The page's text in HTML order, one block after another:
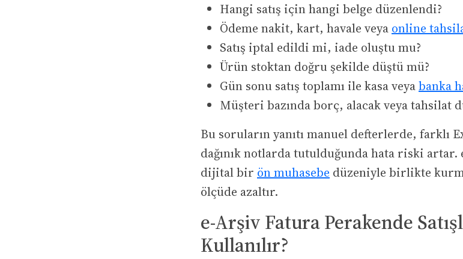
Hangi satış için hangi belge düzenlendi?
Ödeme nakit, kart, havale veya online
Satış iptal edildi mi, iade oluştu mu?
Ürün stoktan doğru şekilde düştü mü?
Gün sonu satış toplamı ile kasa veyabanka
Müşteri bazında borç, alacak veya
Bu soruların yanıtı manuel defterlerde, farklı
dağınık notlarda tutulduğunda hata riski
dijital bir ön muhasebe düzeniyle birlikte
ölçüde azaltır.
e-Arşiv Fatura Perakende
Kullanılır?